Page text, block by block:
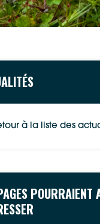
à la liste des
POURRAIENT